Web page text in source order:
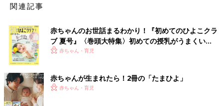
野菜嫌いのお子さんも喜ぶレシピのほか、野菜を美味しく食べる
アイデアについて、ほりえさちこさんに教えていただきました。
「子どもが小さい頃は、濃いめのだし汁などのうま味を利用して
野菜のえぐみや苦みをマイルドにし、調理するのがおすすめで
す。
関連記事
赤ちゃんのお世話まるわかり！『初めてのひよこクラ
ブ 夏号』〈巻頭大特集〉初めての授乳がうまくい
く！ おっぱい・ミルクの基本と夏のトラブル 解決テ
赤ちゃん・育児
赤ちゃんが生まれたら！2冊の「たまひよ」
赤ちゃん・育児